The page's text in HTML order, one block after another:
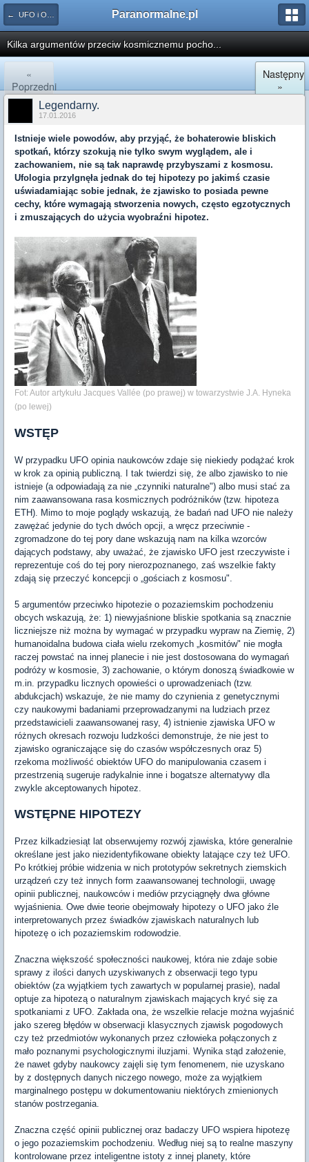
← UFO i Obce Cywilizacje Paranormalne.pl
Kilka argumentów przeciw kosmicznemu pocho...
«
Poprzedni
Następny
»
Legendarny.
17.01.2016
Istnieje wiele powodów, aby przyjąć, że bohaterowie bliskich
spotkań, którzy szokują nie tylko swym wyglądem, ale i
zachowaniem, nie są tak naprawdę przybyszami z kosmosu.
Ufologia przylgnęła jednak do tej hipotezy po jakimś czasie
uświadamiając sobie jednak, że zjawisko to posiada pewne
cechy, które wymagają stworzenia nowych, często egzotycznych
i zmuszających do użycia wyobraźni hipotez.
Fot: Autor artykułu Jacques Vallée (po prawej) w towarzystwie J.A. Hyneka
(po lewej)
WSTĘP
W przypadku UFO opinia naukowców zdaje się niekiedy podążać krok
w krok za opinią publiczną. I tak twierdzi się, że albo zjawisko to nie
istnieje (a odpowiadają za nie „czynniki naturalne") albo musi stać za
nim zaawansowana rasa kosmicznych podróżników (tzw. hipoteza
ETH). Mimo to moje poglądy wskazują, że badań nad UFO nie należy
zawężać jedynie do tych dwóch opcji, a wręcz przeciwnie -
zgromadzone do tej pory dane wskazują nam na kilka wzorców
dających podstawy, aby uważać, że zjawisko UFO jest rzeczywiste i
reprezentuje coś do tej pory nierozpoznanego, zaś wszelkie fakty
zdają się przeczyć koncepcji o „gościach z kosmosu".
5 argumentów przeciwko hipotezie o pozaziemskim pochodzeniu
obcych wskazują, że: 1) niewyjaśnione bliskie spotkania są znacznie
liczniejsze niż można by wymagać w przypadku wypraw na Ziemię, 2)
humanoidalna budowa ciała wielu rzekomych „kosmitów" nie mogła
raczej powstać na innej planecie i nie jest dostosowana do wymagań
podróży w kosmosie, 3) zachowanie, o którym donoszą świadkowie w
m.in. przypadku licznych opowieści o uprowadzeniach (tzw.
abdukcjach) wskazuje, że nie mamy do czynienia z genetycznymi
czy naukowymi badaniami przeprowadzanymi na ludziach przez
przedstawicieli zaawansowanej rasy, 4) istnienie zjawiska UFO w
różnych okresach rozwoju ludzkości demonstruje, że nie jest to
zjawisko ograniczające się do czasów współczesnych oraz 5)
rzekoma możliwość obiektów UFO do manipulowania czasem i
przestrzenią sugeruje radykalnie inne i bogatsze alternatywy dla
zwykle akceptowanych hipotez.
WSTĘPNE HIPOTEZY
Przez kilkadziesiąt lat obserwujemy rozwój zjawiska, które generalnie
określane jest jako niezidentyfikowane obiekty latające czy też UFO.
Po krótkiej próbie widzenia w nich prototypów sekretnych ziemskich
urządzeń czy też innych form zaawansowanej technologii, uwagę
opinii publicznej, naukowców i mediów przyciągnęły dwa główne
wyjaśnienia. Owe dwie teorie obejmowały hipotezy o UFO jako źle
interpretowanych przez świadków zjawiskach naturalnych lub
hipotezę o ich pozaziemskim rodowodzie.
Znaczna większość społeczności naukowej, która nie zdaje sobie
sprawy z ilości danych uzyskiwanych z obserwacji tego typu
obiektów (za wyjątkiem tych zawartych w popularnej prasie), nadal
optuje za hipotezą o naturalnym zjawiskach mających kryć się za
spotkaniami z UFO. Zakłada ona, że wszelkie relacje można wyjaśnić
jako szereg błędów w obserwacji klasycznych zjawisk pogodowych
czy też przedmiotów wykonanych przez człowieka połączonych z
mało poznanymi psychologicznymi iluzjami. Wynika stąd założenie,
że nawet gdyby naukowcy zajęli się tym fenomenem, nie uzyskano
by z dostępnych danych niczego nowego, może za wyjątkiem
marginalnego postępu w dokumentowaniu niektórych zmienionych
stanów postrzegania.
Znaczna część opinii publicznej oraz badaczy UFO wspiera hipotezę
o jego pozaziemskim pochodzeniu. Według niej są to realne maszyny
kontrolowane przez inteligentne istoty z innej planety, które